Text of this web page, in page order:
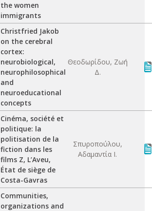
the women
immigrants
Christfried Jakob
on the cerebral
cortex:
neurobiological,
neurophilosophical
and
neuroeducational
concepts
Θεοδωρίδου, Ζωή
Δ.
Cinéma, société et
politique: la
politisation de la
fiction dans les
films Z, L’Aveu,
État de siège de
Costa-Gavras
Σπυροπούλου,
Αδαμαντία Ι.
Communities,
organizations and